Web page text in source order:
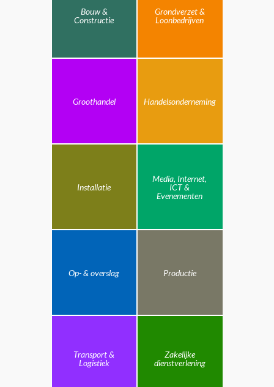
Bouw &
Constructie
Grondverzet &
Loonbedrijven
Groothandel Handelsonderneming
Installatie
Media, Internet,
ICT &
Evenementen
Op- & overslag Productie
Transport &
Logistiek
Zakelijke
dienstverlening